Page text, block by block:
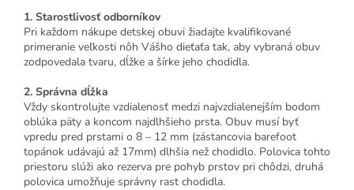
1. Starostlivosť odborníkov
Pri každom nákupe detskej obuvi žiadajte kvalifikované
primeranie veľkosti nôh Vášho dieťaťa tak, aby vybraná obuv
zodpovedala tvaru, dĺžke a šírke jeho chodidla.
2. Správna dĺžka
Vždy skontrolujte vzdialenosť medzi najvzdialenejším bodom
oblúka päty a koncom najdlhšieho prsta. Obuv musí byť
vpredu pred prstami o 8 – 12 mm (zástancovia barefoot
topánok udávajú až 17mm) dlhšia než chodidlo. Polovica tohto
priestoru slúži ako rezerva pre pohyb prstov pri chôdzi, druhá
polovica umožňuje správny rast chodidla.